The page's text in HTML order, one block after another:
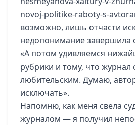
novoj-politike-raboty-s-
возможно, лишь отчасти
недопонимание завершила
«А потом удивляемся
рубрики и тому, что журнал
любительским. Думаю,
исключать».
Напомню, как меня свела
журналом — я получил